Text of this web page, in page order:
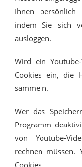
Ihnen persönlich
indem Sie sich
ausloggen.
Wird ein
Cookies ein, die
sammeln.
Wer das
Programm
von Youtube-
rechnen müssen.
Cookies